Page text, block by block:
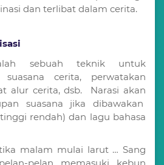
dan terlibat dalam cerita.
sebuah teknik untuk
suasana cerita, perwatakan
alur cerita, dsb. Narasi akan
suasana jika dibawakan
rendah) dan lagu bahasa
malam mulai larut … Sang